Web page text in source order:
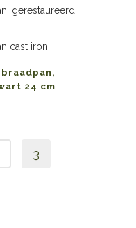
24 cm
3